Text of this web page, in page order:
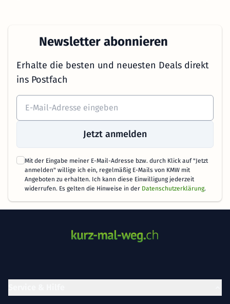
Newsletter abonnieren
Erhalte die besten und neuesten Deals direkt
ins Postfach
Jetzt anmelden
Mit der Eingabe meiner E-Mail-Adresse bzw. durch Klick auf "Jetzt
anmelden" willige ich ein, regelmäßig E-Mails von KMW mit
Angeboten zu erhalten. Ich kann diese Einwilligung jederzeit
widerrufen. Es gelten die Hinweise in der Datenschutzerklärung.